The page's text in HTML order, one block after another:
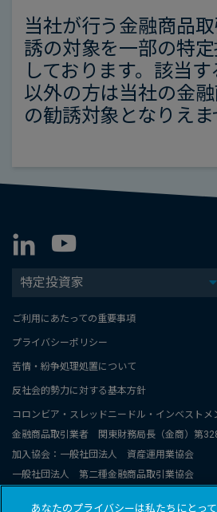
当社が行う金融商品
誘の対象を一部の特
しております。該当
以外の方は当社の金
の勧誘対象となりえま
特定投資家
ご利用にあたっての重要事項
プライバシーポリシー
苦情・紛争処理処置について
反社会的勢力に対する基本方針
コロンビア・スレッドニードル・インベストメ
金融商品取引業者 関東財務局長（金商）第
加入協会：一般社団法人 資産運用業協会
一般社団法人 第二種金融商品取引業協会
あなたのプライバシーは私たちにとっ